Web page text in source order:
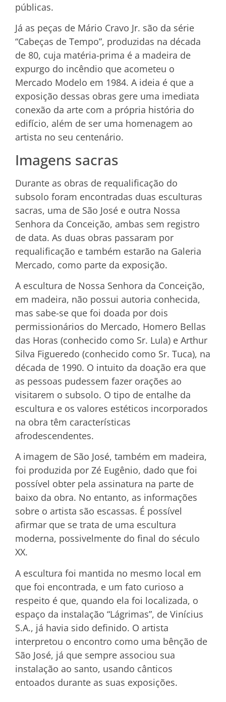
públicas.
Já as peças de Mário Cravo Jr. são da série
“Cabeças de Tempo”, produzidas na década
de 80, cuja matéria-prima é a madeira de
expurgo do incêndio que acometeu o
Mercado Modelo em 1984. A ideia é que a
exposição dessas obras gere uma imediata
conexão da arte com a própria história do
edifício, além de ser uma homenagem ao
artista no seu centenário.
Imagens sacras
Durante as obras de requalificação do
subsolo foram encontradas duas esculturas
sacras, uma de São José e outra Nossa
Senhora da Conceição, ambas sem registro
de data. As duas obras passaram por
requalificação e também estarão na Galeria
Mercado, como parte da exposição.
A escultura de Nossa Senhora da Conceição,
em madeira, não possui autoria conhecida,
mas sabe-se que foi doada por dois
permissionários do Mercado, Homero Bellas
das Horas (conhecido como Sr. Lula) e Arthur
Silva Figueredo (conhecido como Sr. Tuca), na
década de 1990. O intuito da doação era que
as pessoas pudessem fazer orações ao
visitarem o subsolo. O tipo de entalhe da
escultura e os valores estéticos incorporados
na obra têm características
afrodescendentes.
A imagem de São José, também em madeira,
foi produzida por Zé Eugênio, dado que foi
possível obter pela assinatura na parte de
baixo da obra. No entanto, as informações
sobre o artista são escassas. É possível
afirmar que se trata de uma escultura
moderna, possivelmente do final do século
XX.
A escultura foi mantida no mesmo local em
que foi encontrada, e um fato curioso a
respeito é que, quando ela foi localizada, o
espaço da instalação “Lágrimas”, de Vinícius
S.A., já havia sido definido. O artista
interpretou o encontro como uma bênção de
São José, já que sempre associou sua
instalação ao santo, usando cânticos
entoados durante as suas exposições.